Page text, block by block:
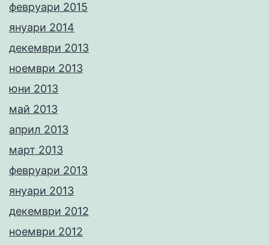
февруари 2015
януари 2014
декември 2013
ноември 2013
юни 2013
май 2013
април 2013
март 2013
февруари 2013
януари 2013
декември 2012
ноември 2012